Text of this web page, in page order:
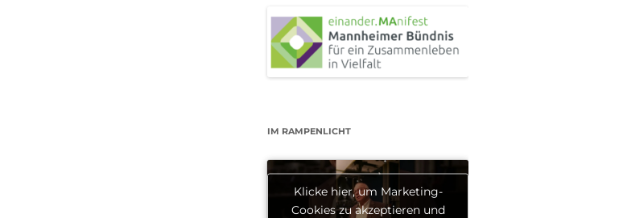
IM RAMPENLICHT
Klicke hier, um Marketing-
Cookies zu akzeptieren und